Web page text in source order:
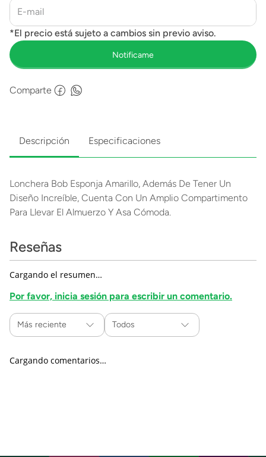
Comparte
Descripción Especificaciones
Lonchera Bob Esponja Amarillo, Además De Tener Un
Diseño Increíble, Cuenta Con Un Amplio Compartimento
Para Llevar El Almuerzo Y Asa Cómoda.
Reseñas
Cargando el resumen…
Por favor, inicia sesión para escribir un comentario.
Más reciente Todos
Cargando comentarios…